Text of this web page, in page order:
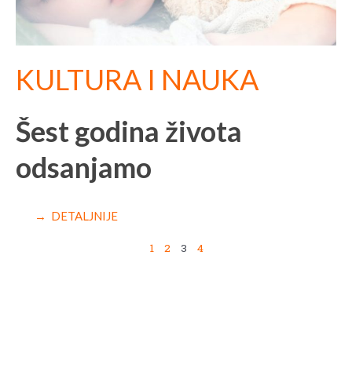
KULTURA I NAUKA
Šest godina života
odsanjamo
→ DETALJNIJE
1 2 3 4